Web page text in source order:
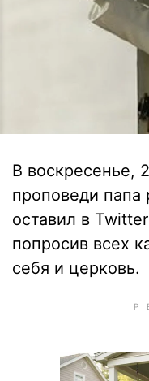
В воскресенье,
проповеди папа
оставил в
попросив всех
себя и церковь.